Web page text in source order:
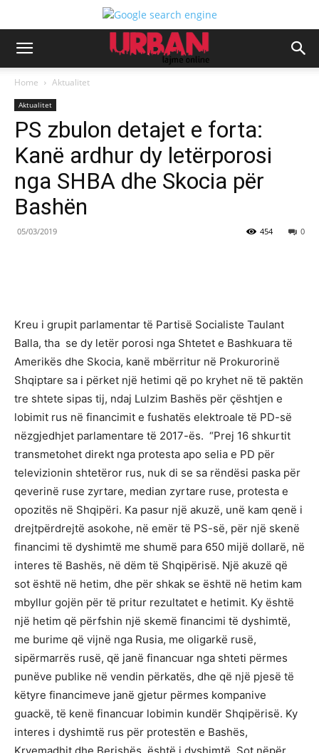
Home Aktualitet
Aktualitet
PS zbulon detajet e forta:
Kanë ardhur dy letërporosi
nga SHBA dhe Skocia për
Bashën
05/03/2019 0
454
Kreu i grupit parlamentar të Partisë Socialiste Taulant
Balla, tha se dy letër porosi nga Shtetet e Bashkuara të
Amerikës dhe Skocia, kanë mbërritur në Prokurorinë
Shqiptare sa i përket një hetimi që po kryhet në të paktën
tre shtete sipas tij, ndaj Lulzim Bashës për çështjen e
lobimit rus në financimit e fushatës elektroale të PD-së
nëzgjedhjet parlamentare të 2017-ës. “Prej 16 shkurtit
transmetohet direkt nga protesta apo selia e PD për
televizionin shtetëror rus, nuk di se sa rëndësi paska për
qeverinë ruse zyrtare, median zyrtare ruse, protesta e
opozitës në Shqipëri. Ka pasur një akuzë, unë kam qenë i
drejtpërdrejtë asokohe, në emër të PS-së, për një skenë
financimi të dyshimtë me shumë para 650 mijë dollarë, në
interes të Bashës, në dëm të Shqipërisë. Një akuzë që
sot është në hetim, dhe për shkak se është në hetim kam
mbyllur gojën për të pritur rezultatet e hetimit. Ky është
një hetim që përfshin një skemë financimi të dyshimtë,
me burime që vijnë nga Rusia, me oligarkë rusë,
sipërmarrës rusë, që janë financuar nga shteti përmes
punëve publike në vendin përkatës, dhe që një pjesë të
këtyre financimeve janë gjetur përmes kompanive
guackë, të kenë financuar lobimin kundër Shqipërisë. Ky
interes i dyshimtë rus për protestën e Bashës,